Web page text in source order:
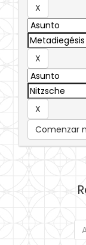
Comenzar